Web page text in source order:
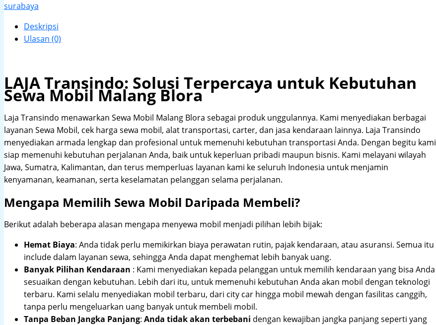
surabaya
Deskripsi
Ulasan (0)
LAJA Transindo: Solusi Terpercaya untuk Kebutuhan
Sewa Mobil Malang Blora
Laja Transindo menawarkan Sewa Mobil Malang Blora sebagai produk unggulannya. Kami menyediakan berbagai
layanan Sewa Mobil, cek harga sewa mobil, alat transportasi, carter, dan jasa kendaraan lainnya. Laja Transindo
menyediakan armada lengkap dan profesional untuk memenuhi kebutuhan transportasi Anda. Dengan begitu kami
siap memenuhi kebutuhan perjalanan Anda, baik untuk keperluan pribadi maupun bisnis. Kami melayani wilayah
Jawa, Sumatra, Kalimantan, dan terus memperluas layanan kami ke seluruh Indonesia untuk menjamin
kenyamanan, keamanan, serta keselamatan pelanggan selama perjalanan.
Mengapa Memilih Sewa Mobil Daripada Membeli?
Berikut adalah beberapa alasan mengapa menyewa mobil menjadi pilihan lebih bijak:
Hemat Biaya: Anda tidak perlu memikirkan biaya perawatan rutin, pajak kendaraan, atau asuransi. Semua itu
include dalam layanan sewa, sehingga Anda dapat menghemat lebih banyak uang.
Banyak Pilihan Kendaraan : Kami menyediakan kepada pelanggan untuk memilih kendaraan yang bisa Anda
sesuaikan dengan kebutuhan. Lebih dari itu, untuk memenuhi kebutuhan Anda akan mobil dengan teknologi
terbaru. Kami selalu menyediakan mobil terbaru, dari city car hingga mobil mewah dengan fasilitas canggih,
tanpa perlu mengeluarkan uang banyak untuk membeli mobil.
Tanpa Beban Jangka Panjang: Anda tidak akan terbebani dengan kewajiban jangka panjang seperti yang